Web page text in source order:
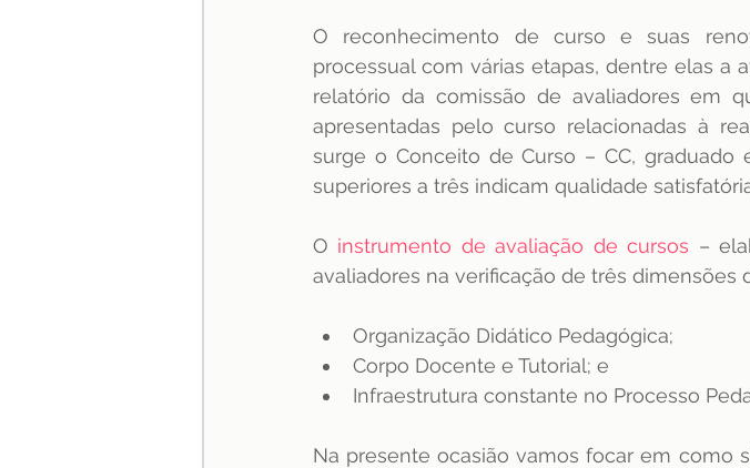
O reconhecimento de curso e suas
processual com várias etapas, dentre elas a
relatório da comissão de avaliadores em
apresentadas pelo curso relacionadas à
surge o Conceito de Curso – CC,
superiores a três indicam qualidade
O instrumento de avaliação de cursos –
avaliadores na verificação de três dimensões
Organização Didático Pedagógica;
Corpo Docente e Tutorial; e
Infraestrutura constante no Processo
Na presente ocasião vamos focar em como